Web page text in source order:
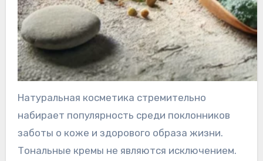
Натуральная косметика стремительно
набирает популярность среди поклонников
заботы о коже и здорового образа жизни.
Тональные кремы не являются исключением.